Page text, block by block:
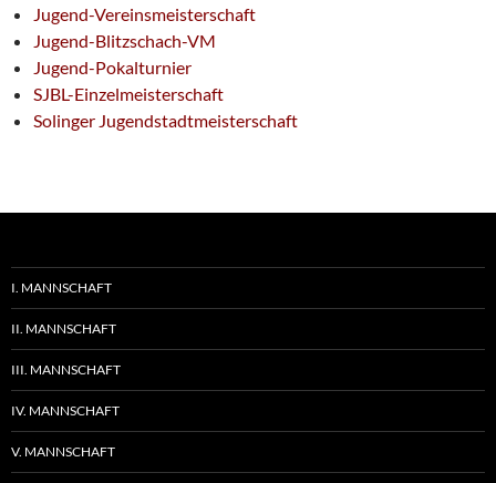
Jugend-Vereinsmeisterschaft
Jugend-Blitzschach-VM
Jugend-Pokalturnier
SJBL-Einzelmeisterschaft
Solinger Jugendstadtmeisterschaft
I. MANNSCHAFT
II. MANNSCHAFT
III. MANNSCHAFT
IV. MANNSCHAFT
V. MANNSCHAFT